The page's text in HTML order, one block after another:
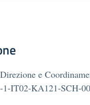
e
1-IT02-KA121-SCH-